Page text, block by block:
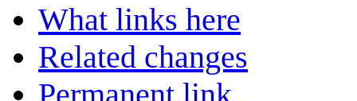
What links here
Related changes